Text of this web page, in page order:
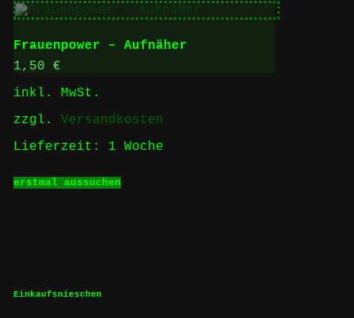
mehrere
Varianten
auf.
Die
Produktseite
werden
Frauenpower – Aufnäher
1,50 €
inkl. MwSt.
zzgl. Versandkosten
Lieferzeit: 1 Woche
erstmal aussuchenProdukt
Einkaufsnieschen